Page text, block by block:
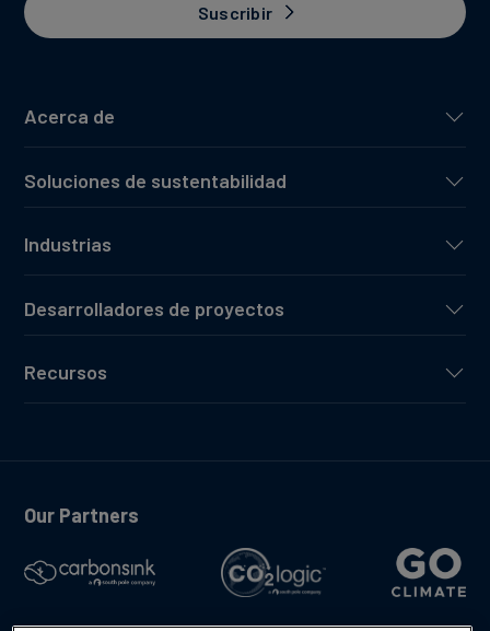
Acerca de
Soluciones de sustentabilidad
Industrias
Desarrolladores de proyectos
Recursos
Suscribir
Our Partners